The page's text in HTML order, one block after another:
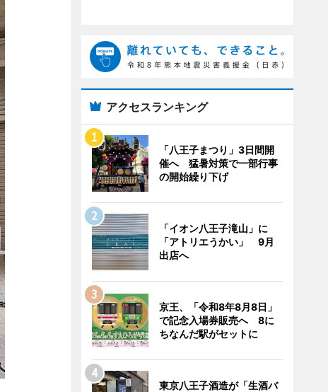
アクセスランキング
「八王子まつり」3日間開
催へ 猛暑対策で一部行事
の開始繰り下げ
「イオン八王子滝山」に
「アトリエうかい」 9月
出店へ
京王、「令和8年8月8日」
で記念入場券販売へ 8に
ちなんだ駅がセットに
東京八王子酒造が「生酒バ